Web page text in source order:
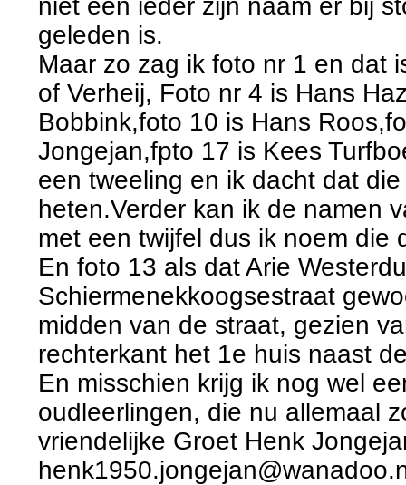
niet een ieder zijn naam er bij
geleden is.
Maar zo zag ik foto nr 1 en dat
of Verheij, Foto nr 4 is Hans
Bobbink,foto 10 is Hans
Jongejan,fpto 17 is Kees
een tweeling en ik dacht dat
heten.Verder kan ik de namen
met een twijfel dus ik noem die
En foto 13 als dat Arie
Schiermenekkoogsestraat
midden van de straat, gezien
rechterkant het 1e huis naast
En misschien krijg ik nog wel
oudleerlingen, die nu allemaal
vriendelijke Groet Henk